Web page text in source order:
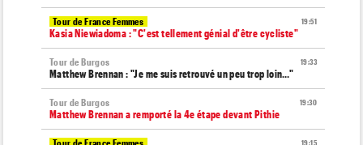
19:51
Tour de France Femmes
Kasia Niewiadoma : "C'est tellement génial d'être cycliste"
19:33
Tour de Burgos
Matthew Brennan : "Je me suis retrouvé un peu trop loin…"
19:30
Tour de Burgos
Matthew Brennan a remporté la 4e étape devant Pithie
19:15